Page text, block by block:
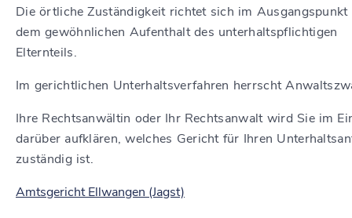
Die örtliche Zuständigkeit richtet sich im Ausgangspunkt
dem gewöhnlichen Aufenthalt des unterhaltspflichtigen
Elternteils.
Im gerichtlichen Unterhaltsverfahren herrscht
Ihre Rechtsanwältin oder Ihr Rechtsanwalt wird Sie im
darüber aufklären, welches Gericht für Ihren
zuständig ist.
Amtsgericht Ellwangen (Jagst)